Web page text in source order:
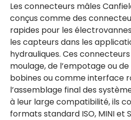
Les connecteurs mâles
conçus comme des
rapides pour les
les capteurs dans les
hydrauliques. Ces
moulage, de l’empotage ou
bobines ou comme interface
l’assemblage final des
à leur large compatibilité, ils
formats standard ISO, MINI et